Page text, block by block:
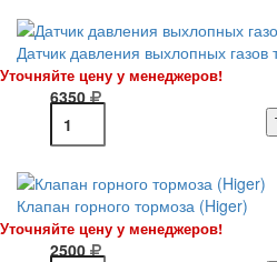
Датчик давления выхлопных газов
Уточняйте цену у менеджеров!
6350
Клапан горного тормоза (Higer)
Уточняйте цену у менеджеров!
2500